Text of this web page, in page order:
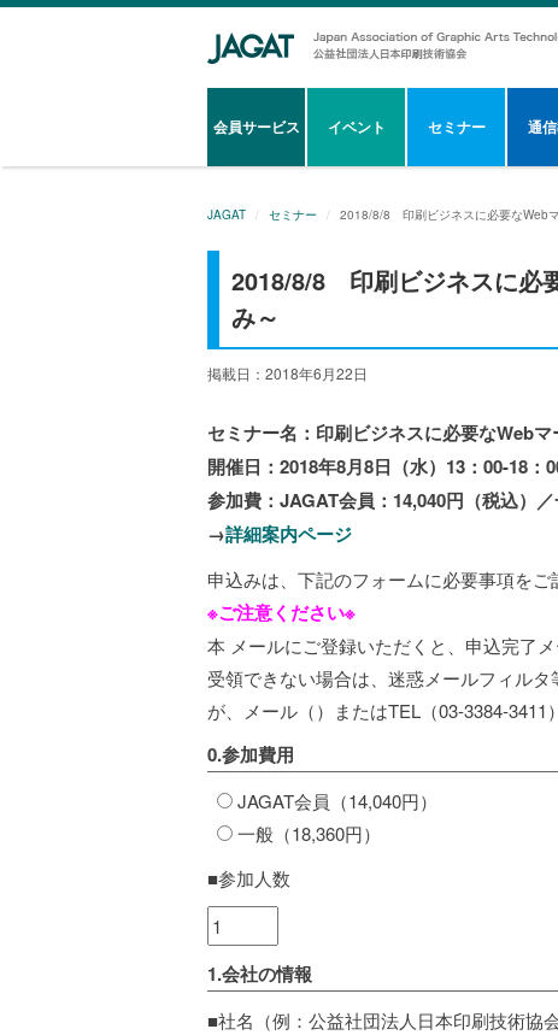
会員サービス イベント セミナー 通
JAGAT セミナー 2018/8/8 印刷ビジネスに必要なWeb
2018/8/8 印刷ビジネスに必
み～
掲載日：2018年6月22日
セミナー名：印刷ビジネスに必要なWeb
開催日：2018年8月8日（水）13：00-18：
参加費：JAGAT会員：14,040円（税込）／
→詳細案内ページ
申込みは、下記のフォームに必要事項をご
※ご注意ください※
本 メールにご登録いただくと、申込完了
受領できない場合は、迷惑メールフィル
が、メール（）またはTEL（03-3384-3411
0.参加費用
JAGAT会員（14,040円）
一般（18,360円）
■参加人数
1.会社の情報
■社名（例：公益社団法人日本印刷技術